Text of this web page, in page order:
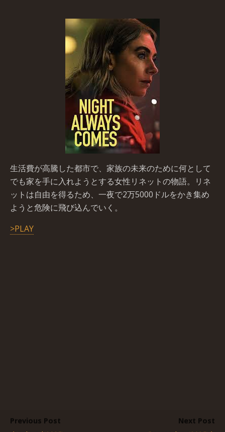
生活費が高騰した都市で、家族の未来のために何として
でも家を手に入れようとする女性リネットの物語。リネ
ットは自由を得るため、一夜で2万5000ドルをかき集め
ようと危険に飛び込んでいく。
>PLAY
Previous Post
Next Post